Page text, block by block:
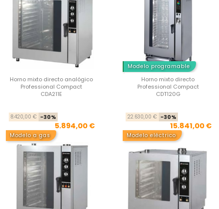
Horno mixto directo analógico
Professional Compact
CDA211E
Precio base
8.420,00 € -30%
5.894,00 €
Modelo programable
Horno mixto directo
Professional Compact
CDT120G
22.630,00 € -30%
15.841,00 €
Modelo a gas Modelo eléctrico